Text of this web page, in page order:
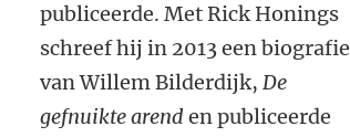
publiceerde. Met Rick Honings
schreef hij in 2013 een biografie
van Willem Bilderdijk,De
gefnuikte arenden publiceerde